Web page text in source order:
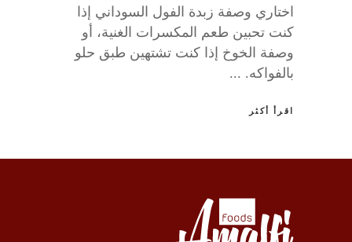
اختاري وصفة زبدة الفول السوداني إذا
كنت تحبين طعم المكسرات الغنية، أو
وصفة الخوخ إذا كنت تشتهين طبق حلو
بالفواكه.
اقرأ أكثر